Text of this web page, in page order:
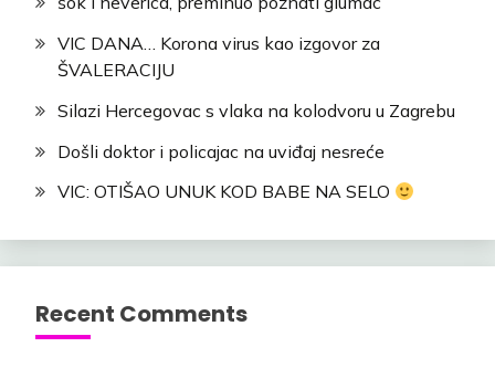
VIC DANA… Korona virus kao izgovor za
ŠVALERACIJU
Silazi Hercegovac s vlaka na kolodvoru u Zagrebu
Došli doktor i policajac na uviđaj nesreće
VIC: OTIŠAO UNUK KOD BABE NA SELO
Recent Comments